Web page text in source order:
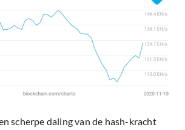
scherpe daling van de hash-kracht